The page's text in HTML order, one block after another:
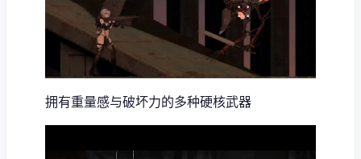
拥有重量感与破坏力的多种硬核武器